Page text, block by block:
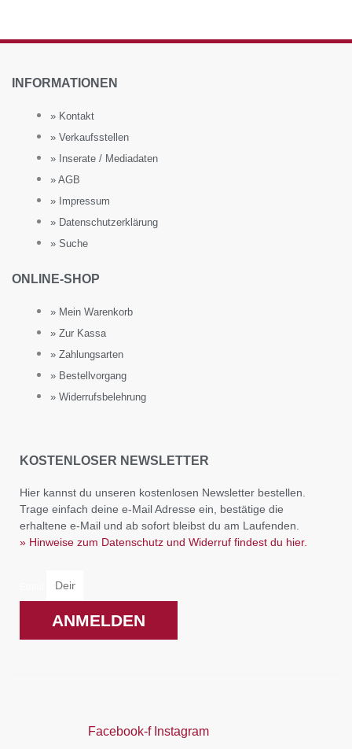
INFORMATIONEN
» Kontakt
» Verkaufsstellen
» Inserate / Mediadaten
» AGB
» Impressum
» Datenschutzerklärung
» Suche
ONLINE-SHOP
» Mein Warenkorb
» Zur Kassa
» Zahlungsarten
» Bestellvorgang
» Widerrufsbelehrung
KOSTENLOSER NEWSLETTER
Hier kannst du unseren kostenlosen Newsletter bestellen.
Trage einfach deine e-Mail Adresse ein, bestätige die
erhaltene e-Mail und ab sofort bleibst du am Laufenden.
» Hinweise zum Datenschutz und Widerruf findest du hier.
ANMELDEN
Facebook-f Instagram